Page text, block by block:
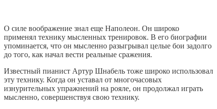
О силе воображение знал еще Наполеон. Он широко
применял технику мысленных тренировок. В его биографии
упоминается, что он мысленно разыгрывал целые бои задолго
до того, как начал вести реальные сражения.
Известный пианист Артур Шнабель тоже широко использовал
эту технику. Когда он уставал от многочасовых
изнурительных упражнений на рояле, он продолжал играть
мысленно, совершенствуя свою технику.